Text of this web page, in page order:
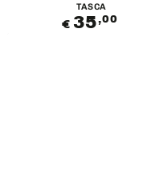
TASCA
Regular
price
€ 35,00